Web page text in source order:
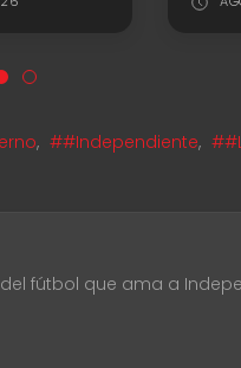
, ##Independiente,
fútbol que ama a